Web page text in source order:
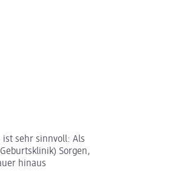
ist sehr sinnvoll: Als
Sorgen,
hinaus